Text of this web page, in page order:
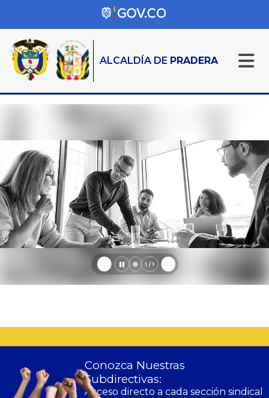
ALCALDÍA DE PRADERA
1 / 1
Conozca Nuestras
Subdirectivas:
Acceso directo a cada sección sindical